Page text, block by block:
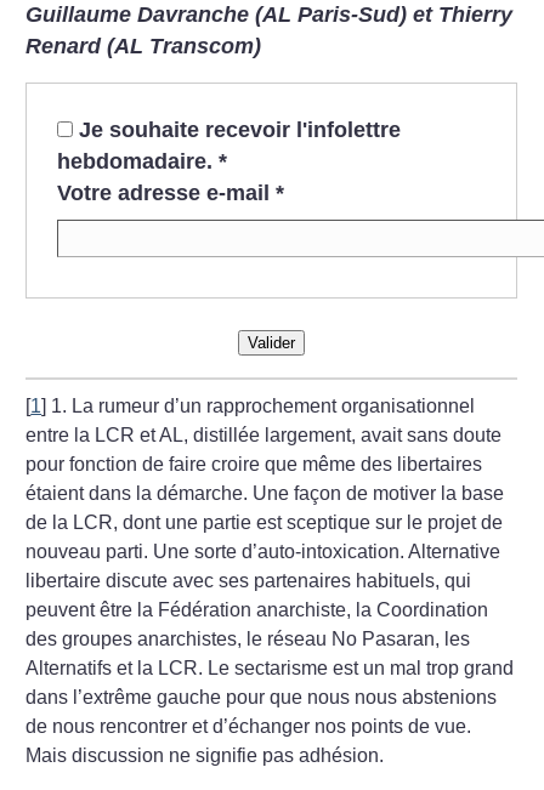
Guillaume Davranche (AL Paris-Sud)et Thierry
Renard (AL Transcom)
Je souhaite recevoir l'infolettre
hebdomadaire. *
Votre adresse e-mail *
Valider
[1] 1. La rumeur d’un rapprochement organisationnel
entre la LCR et AL, distillée largement, avait sans doute
pour fonction de faire croire que même des libertaires
étaient dans la démarche. Une façon de motiver la base
de la LCR, dont une partie est sceptique sur le projet de
nouveau parti. Une sorte d’auto-intoxication. Alternative
libertaire discute avec ses partenaires habituels, qui
peuvent être la Fédération anarchiste, la Coordination
des groupes anarchistes, le réseau No Pasaran, les
Alternatifs et la LCR. Le sectarisme est un mal trop grand
dans l’extrême gauche pour que nous nous abstenions
de nous rencontrer et d’échanger nos points de vue.
Mais discussion ne signifie pas adhésion.